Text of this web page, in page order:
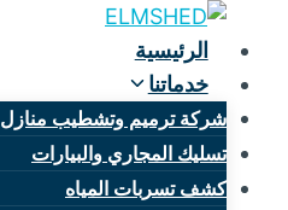
المحتوى
الرئيسية
خدماتنا
شركة ترميم وتشطيب منازل
تسليك المجاري والبيارات
كشف تسربات المياه